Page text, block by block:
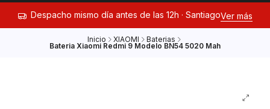
Despacho mismo día antes de las 12h · SantiagoVer más
Inicio XIAOMI Baterias
Bateria Xiaomi Redmi 9 Modelo BN54 5020 Mah